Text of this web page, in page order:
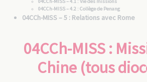
04CCh-MISS – 4.2 : Collège de Penang
04CCh-MISS – 5 : Relations avec Rome
04CCh – SI : Sichuan四川
04CCh-SI – 1 : Sichuan avant division
04CCh-SI – 2 : Sichuan oriental
04CCh-SI – 2.1 : Administration
04CCh-MISS :
Chine (tous